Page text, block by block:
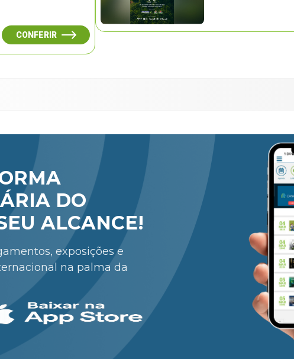
CONFERIR
DO
ALCANCE!
exposições e
na palma da